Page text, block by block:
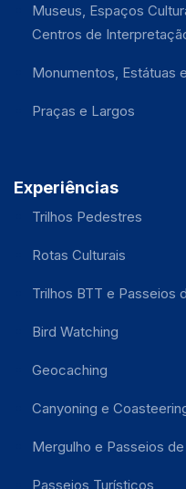
Museus, Espaços
Centros de
Monumentos, Estátuas
Praças e Largos
Experiências
Trilhos Pedestres
Rotas Culturais
Trilhos BTT e Passeios
Bird Watching
Geocaching
Canyoning e
Mergulho e Passeios
Passeios Turísticos